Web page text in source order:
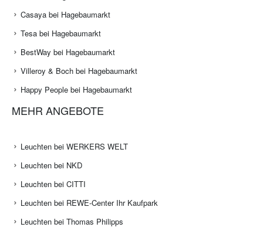
Casaya bei Hagebaumarkt
Tesa bei Hagebaumarkt
BestWay bei Hagebaumarkt
Villeroy & Boch bei Hagebaumarkt
Happy People bei Hagebaumarkt
MEHR ANGEBOTE
Leuchten bei WERKERS WELT
Leuchten bei NKD
Leuchten bei CITTI
Leuchten bei REWE-Center Ihr Kaufpark
Leuchten bei Thomas Philipps